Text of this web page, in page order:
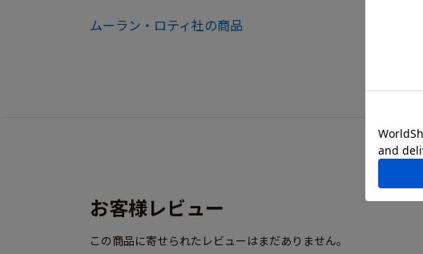
ムーラン・ロティ社の商品
お客様レビュー
この商品に寄せられたレビューはまだありません。